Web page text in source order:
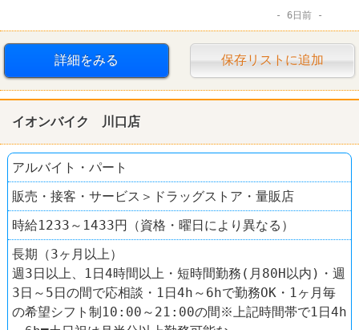
6日前
詳細をみる 保存リストに追加
イオンバイク 川口店
アルバイト・パート
販売・接客・サービス＞ドラッグストア・量販店
時給1233～1433円（資格・曜日により異なる）
長期（3ヶ月以上）
週3日以上、1日4時間以上・短時間勤務(月80H以内)・週
3日～5日の間で応相談・1日4h～6hで勤務OK・1ヶ月毎
の希望シフト制10:00～21:00の間※上記時間帯で1日4h